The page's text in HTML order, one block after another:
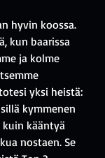
hyvin koossa.
kun baarissa
ja kolme
yksi heistä:
kymmenen
kääntyä
nostaen. Se